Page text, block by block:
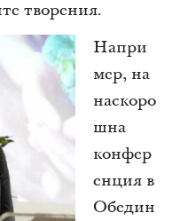
творения.
Напри
мер, на
наскоро
шна
конфер
енция в
Обедин